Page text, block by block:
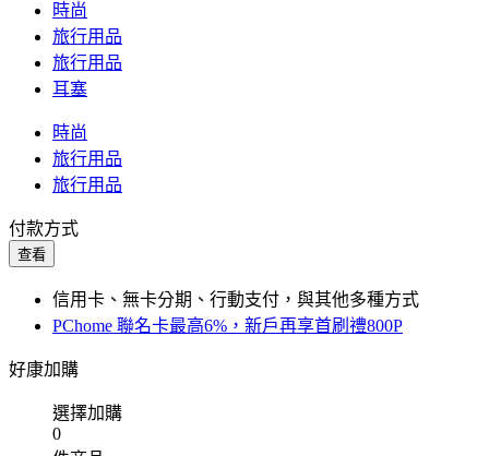
時尚
旅行用品
旅行用品
耳塞
時尚
旅行用品
旅行用品
付款方式
查看
信用卡、無卡分期、行動支付，與其他多種方式
PChome 聯名卡最高6%，新戶再享首刷禮800P
好康加購
選擇加購
0